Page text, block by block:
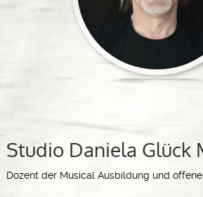
Studio Daniela Glück
Dozent der Musical Ausbildung und